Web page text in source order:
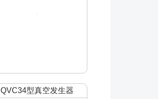
QVC34型真空发生器